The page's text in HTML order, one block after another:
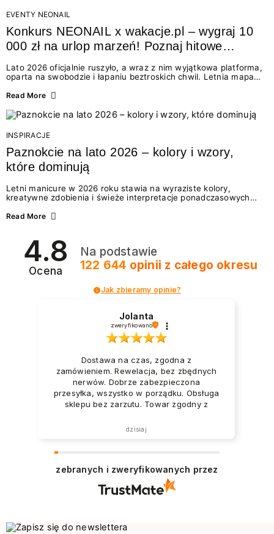
EVENTY NEONAIL
Konkurs NEONAIL x wakacje.pl – wygraj 10
000 zł na urlop marzeń! Poznaj hitowe
Lato 2026 oficjalnie ruszyło, a wraz z nim wyjątkowa platforma,
oparta na swobodzie i łapaniu beztroskich chwil. Letnia mapa
doświadczenia wakacji – od spontanicznych wyjazdów, przez
Motywem przewodnim jest eksplorowanie i kolekcjonowanie
letnich momentów. Z tej okazji przygotowaliśmy coś absolutnie
wyjątkowego: wielki konkurs z wakacje.pl oraz dawkę
najgorętszych trendów w...
Read More
INSPIRACJE
Paznokcie na lato 2026 – kolory i wzory,
które dominują
Letni manicure w 2026 roku stawia na wyraziste kolory,
kreatywne zdobienia i świeże interpretacje ponadczasowych
zarówno energetycznych odcieni inspirowanych wakacjami, jak
2026? Znajdź inspirację dla swojego manicure!
Read More
4.8
Ocena
Na podstawie
122 644 opinii z całego okresu
Jak zbieramy opinie?
Jolanta
zweryfikowano
Dostawa na czas, zgodna z
zamówieniem. Rewelacja, bez zbędnych
nerwów. Dobrze zabezpieczona
przesyłka, wszystko w porządku. Obsługa
sklepu bez zarzutu. Towar zgodny z
została zrealizowana ekspresowo.
dzisiaj
zebranych i zweryfikowanych przez